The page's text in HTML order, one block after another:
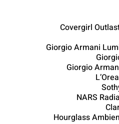
Covergirl
Giorgio Armani
Giorgio
NARS
Hourglass